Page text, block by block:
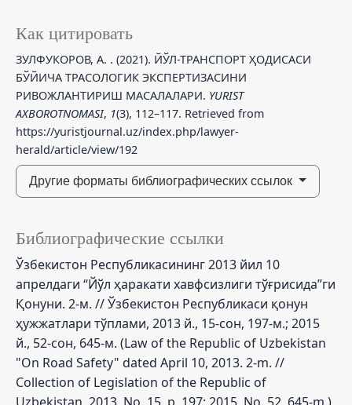
Как цитировать
ЗУЛФУКОРОВ, А. . (2021). ЙЎЛ-ТРАНСПОРТ ҲОДИСАСИ
БЎЙИЧА ТРАСОЛОГИК ЭКСПЕРТИЗАСИНИ
РИВОЖЛАНТИРИШ МАСАЛАЛАРИ. YURIST
AXBOROTNOMASI, 1(3), 112–117. Retrieved from
https://yuristjournal.uz/index.php/lawyer-
herald/article/view/192
Другие форматы библиографических ссылок
Библиографические ссылки
Ўзбекистон Республикасининг 2013 йил 10
апрелдаги “Йўл ҳаракати хавфсизлиги тўғрисида”ги
Қонуни. 2-м. // Ўзбекистон Республикаси қонун
ҳужжатлари тўплами, 2013 й., 15-сон, 197-м.; 2015
й., 52-сон, 645-м. (Law of the Republic of Uzbekistan
"On Road Safety" dated April 10, 2013. 2-m. //
Collection of Legislation of the Republic of
Uzbekistan, 2013, No. 15, p. 197; 2015, No. 52, 645-m.)